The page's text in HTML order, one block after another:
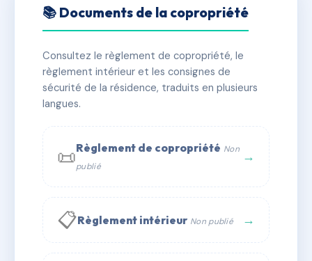
sdc l'Héliante
Monistrol-sur-Loire
✓ Immatriculée 🏠 18 lots 🏗 1 bâtiment(s)
✉ Email
📚 Documents de la copropriété
Consultez le règlement de copropriété, le
règlement intérieur et les consignes de
sécurité de la résidence, traduits en plusieurs
langues.
📜Règlement de copropriété Non
publié
→
📋Règlement intérieur Non publié →